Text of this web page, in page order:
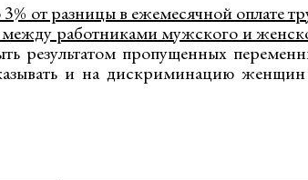
от разницы в ежемесячной оплате
работниками мужского и
результатом пропущенных
и на дискриминацию